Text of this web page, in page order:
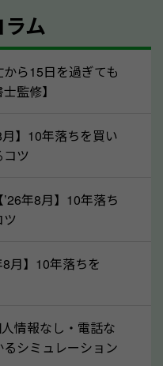
すくなります。
すから、自動車税の
く還付されます。不要
について確認し
ム
ら15日を過ぎても
監修】
】10年落ちを買い
ツ
年8月】10年落ち
ツ
月】10年落ちを
情報なし・電話な
シミュレーション